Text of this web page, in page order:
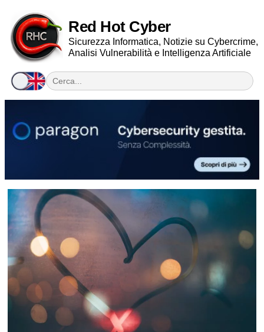
Red Hot Cyber
Sicurezza Informatica, Notizie su Cybercrime,
Analisi Vulnerabilità e Intelligenza Artificiale